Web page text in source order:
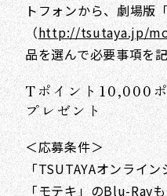
トフォンから、劇場版
（http://tsutaya.jp/
品を選んで必要事項を
Tポイント10,000
プレゼント
＜応募条件＞
「TSUTAYAオンライ
「モテキ」のBlu-Ray